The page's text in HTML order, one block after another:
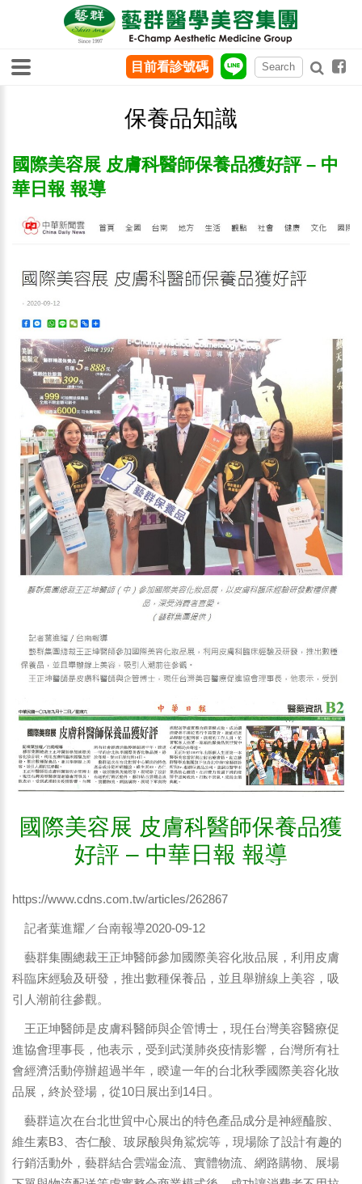
保養品知識
國際美容展 皮膚科醫師保養品獲好評 – 中
華日報 報導
國際美容展 皮膚科醫師保養品獲
好評 – 中華日報 報導
https://www.cdns.com.tw/articles/262867
記者葉進耀／台南報導2020-09-12
藝群集團總裁王正坤醫師參加國際美容化妝品展，利用皮膚
科臨床經驗及研發，推出數種保養品，並且舉辦線上美容，吸
引人潮前往參觀。
王正坤醫師是皮膚科醫師與企管博士，現任台灣美容醫療促
進協會理事長，他表示，受到武漢肺炎疫情影響，台灣所有社
會經濟活動停辦超過半年，睽違一年的台北秋季國際美容化妝
品展，終於登場，從10日展出到14日。
藝群這次在台北世貿中心展出的特色產品成分是神經醯胺、
維生素B3、杏仁酸、玻尿酸與角鯊烷等，現場除了設計有趣的
行銷活動外，藝群結合雲端金流、實體物流、網路購物、展場
目前看診號碼